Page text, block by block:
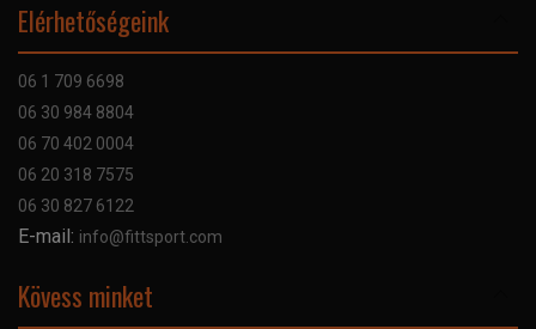
Bankkártyás fizetés
Adatvédelmi nyilatkozat
Elérhetőségeink
06 1 709 6698
06 30 984 8804
06 70 402 0004
06 20 318 7575
06 30 827 6122
E-mail: info@fittsport.com
Kövess minket